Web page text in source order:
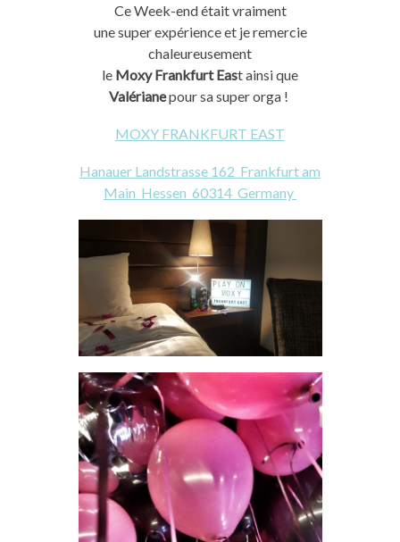
Ce Week-end était vraiment
unesuperexpérience et je remercie
chaleureusement
le Moxy Frankfurt Eastainsi que
Valérianepour sasuperorga !
MOXY FRANKFURT EAST
Hanauer Landstrasse 162 Frankfurt am
Main Hessen 60314 Germany